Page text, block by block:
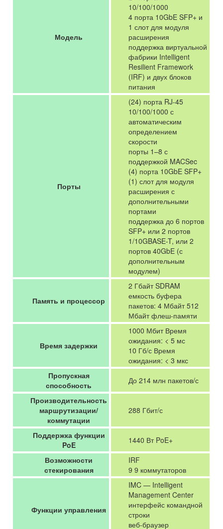
Модель
10/100/1000
4 порта 10GbE SFP+ и
1 слот для модуля
расширения
поддержка виртуальной
фабрики Intelligent
Resilient Framework
(IRF) и двух блоков
питания
Порты
(24) порта RJ-45
10/100/1000 с
автоматическим
определением
скорости
порты 1–8 с
поддержкой MACSec
(4) порта 10GbE SFP+
(1) слот для модуля
расширения с
дополнительными
портами
поддержка до 6 портов
SFP+ или 2 портов
1/10GBASE-T, или 2
портов 40GbE (с
дополнительным
модулем)
Память и процессор
2 Гбайт SDRAM
емкость буфера
пакетов: 4 Мбайт 512
Мбайт флеш-памяти
Время задержки
1000 Мбит Время
ожидания: < 5 мс
10 Гб/с Время
ожидания: < 3 мкс
Пропускная
способность
До 214 млн пакетов/с
Производительность
маршрутизации/
коммутации
288 Гбит/с
Поддержка функции
PoE
1440 Вт PoE+
Возможности
стекирования
IRF
9 9 коммутаторов
Функции управления
IMC — Intelligent
Management Center
интерфейс командной
строки
веб-браузер